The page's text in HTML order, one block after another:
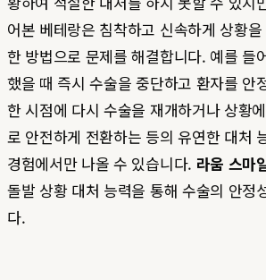
어본 베테랑은 침착하고 신속하게 상황
한 방법으로 문제를 해결합니다. 예를 들
했을 때 즉시 수술을 중단하고 환자를 안
한 시점에 다시 수술을 재개하거나 상황
로 안전하게 전환하는 등의 유연한 대처
경험에서만 나올 수 있습니다. 라움 스마
돌발 상황 대처 능력을 통해 수술의 안정
다.